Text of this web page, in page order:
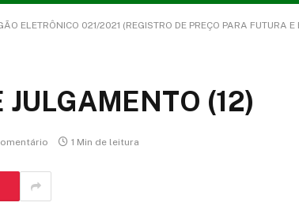
DE PREÇO PARA FUTURA E EVENTUAL AQUISIÇÃO DE KITS DE ENXOVAL, VISANDO ATENDER O
JULGAMENTO (12)
1 Min de leitura